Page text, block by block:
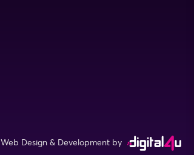
Web Design & Development by